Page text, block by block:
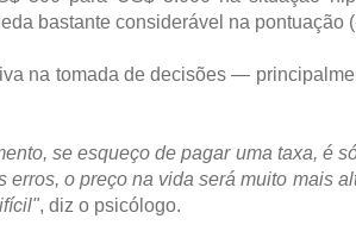
bastante considerável na pontuação
na tomada de decisões —
se esqueço de pagar uma taxa, é
o preço na vida será muito mais
, diz o psicólogo.